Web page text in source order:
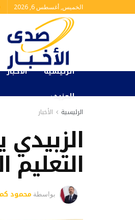
الخميس, أغسطس 6, 2026
الرئيسية الأخبار
المزيد
الرئيسية الأخبار
الزبيدي
التعليم
بواسطة محمود